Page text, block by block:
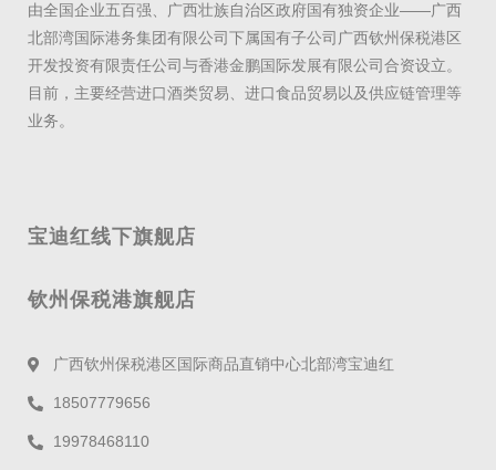
由全国企业五百强、广西壮族自治区政府国有独资企业——广西
北部湾国际港务集团有限公司下属国有子公司广西钦州保税港区
开发投资有限责任公司与香港金鹏国际发展有限公司合资设立。
目前，主要经营进口酒类贸易、进口食品贸易以及供应链管理等
业务。
宝迪红线下旗舰店
钦州保税港旗舰店
广西钦州保税港区国际商品直销中心北部湾宝迪红
18507779656
19978468110